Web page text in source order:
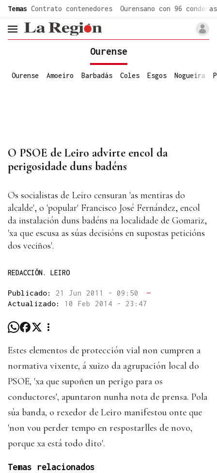
Temas Contrato contenedores Ourensano con 96 condenas
header.menu.open
Ourense
Ourense Amoeiro Barbadás Coles Esgos Nogueira
O PSOE de Leiro advirte encol da
perigosidade duns badéns
Os socialistas de Leiro censuran 'as mentiras do
alcalde', o 'popular' Francisco José Fernández, encol
da instalación duns badéns na localidade de Gomariz,
'xa que escusa as súas decisións en supostas peticións
dos veciños'.
REDACCIÓN. LEIRO
Publicado: 21 Jun 2011 - 09:50
—
Actualizado: 10 Feb 2014 - 23:47
Estes elementos de protección vial non cumpren a
normativa vixente, á xuizo da agrupación local do
PSOE, 'xa que supoñen un perigo para os
conductores', apuntaron nunha nota de prensa. Pola
súa banda, o rexedor de Leiro manifestou onte que
'non vou perder tempo en respostarlles de novo,
porque xa está todo dito'.
Temas relacionados